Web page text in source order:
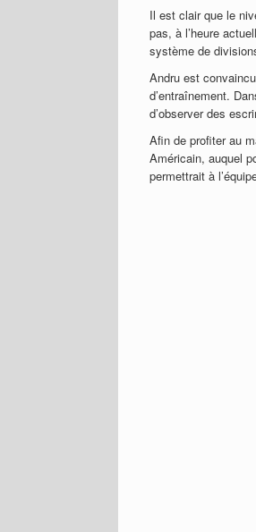
Il est clair que le
pas, à l’heure
système de
Andru est
d’entraînement.
d’observer des
Afin de profiter au
Américain, auquel
permettrait à